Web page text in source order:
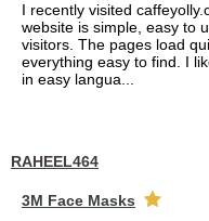
I recently visited
website is simple, easy to
visitors. The pages load
everything easy to find. I
in easy langua...
RAHEEL464
3M Face Masks